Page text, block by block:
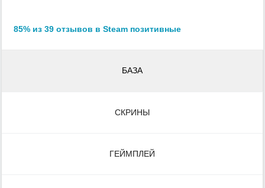
85% из 39 отзывов в Steam позитивные
БАЗА
СКРИНЫ
ГЕЙМПЛЕЙ